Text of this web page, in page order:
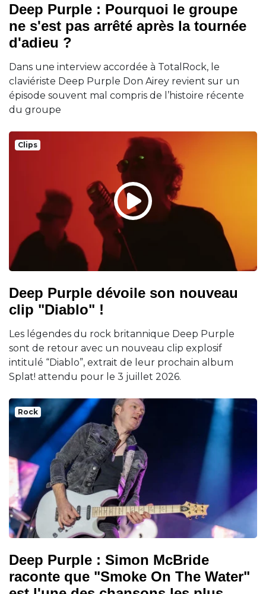
Deep Purple : Pourquoi le groupe
ne s'est pas arrêté après la tournée
d'adieu ?
Dans une interview accordée à TotalRock, le
claviériste Deep Purple Don Airey revient sur un
épisode souvent mal compris de l’histoire récente
du groupe
Clips
Deep Purple dévoile son nouveau
clip "Diablo" !
Les légendes du rock britannique Deep Purple
sont de retour avec un nouveau clip explosif
intitulé “Diablo”, extrait de leur prochain album
Splat! attendu pour le 3 juillet 2026.
Rock
Deep Purple : Simon McBride
raconte que "Smoke On The Water"